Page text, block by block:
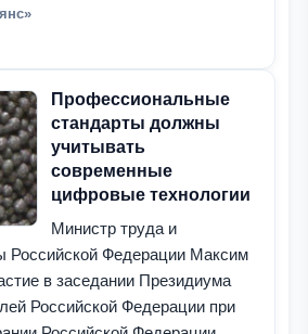
Профессиональные
стандарты должны
учитывать
современные
цифровые технологии
Министр труда и
Российской Федерации Максим
в заседании Президиума
Российской Федерации при